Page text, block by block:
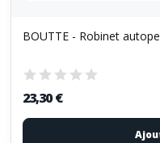
BOUTTE - Robinet
23,30 €